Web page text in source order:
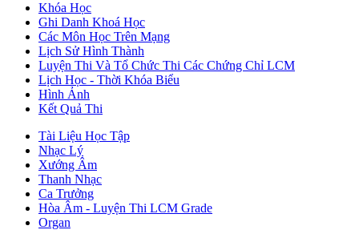
Khóa Học
Ghi Danh Khoá Học
Các Môn Học Trên Mạng
Lịch Sử Hình Thành
Luyện Thi Và Tổ Chức Thi Các Chứng Chỉ LCM
Lịch Học - Thời Khóa Biểu
Hình Ảnh
Kết Quả Thi
Tài Liệu Học Tập
Nhạc Lý
Xướng Âm
Thanh Nhạc
Ca Trưởng
Hòa Âm - Luyện Thi LCM Grade
Organ